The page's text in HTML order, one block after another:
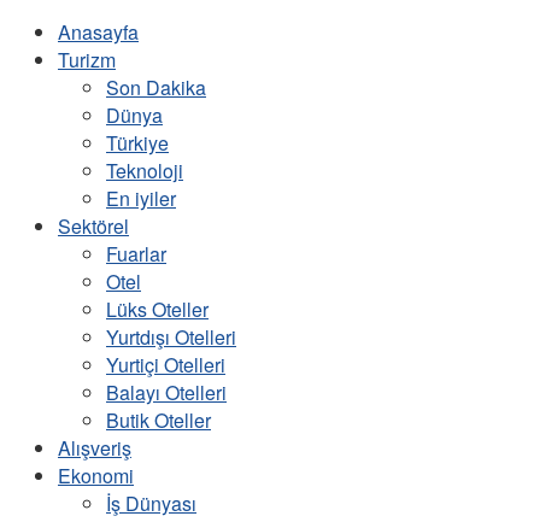
Anasayfa
Turizm
Son Dakika
Dünya
Türkiye
Teknoloji
En iyiler
Sektörel
Fuarlar
Otel
Lüks Oteller
Yurtdışı Otelleri
Yurtiçi Otelleri
Balayı Otelleri
Butik Oteller
Alışveriş
Ekonomi
İş Dünyası